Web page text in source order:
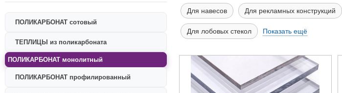
ПОЛИКАРБОНАТ сотовый
ТЕПЛИЦЫ из поликарбоната
ПОЛИКАРБОНАТ монолитный
ПОЛИКАРБОНАТ профилированный
Для навесов Для рекламных конструкций
Для лобовых стекол Показать ещё